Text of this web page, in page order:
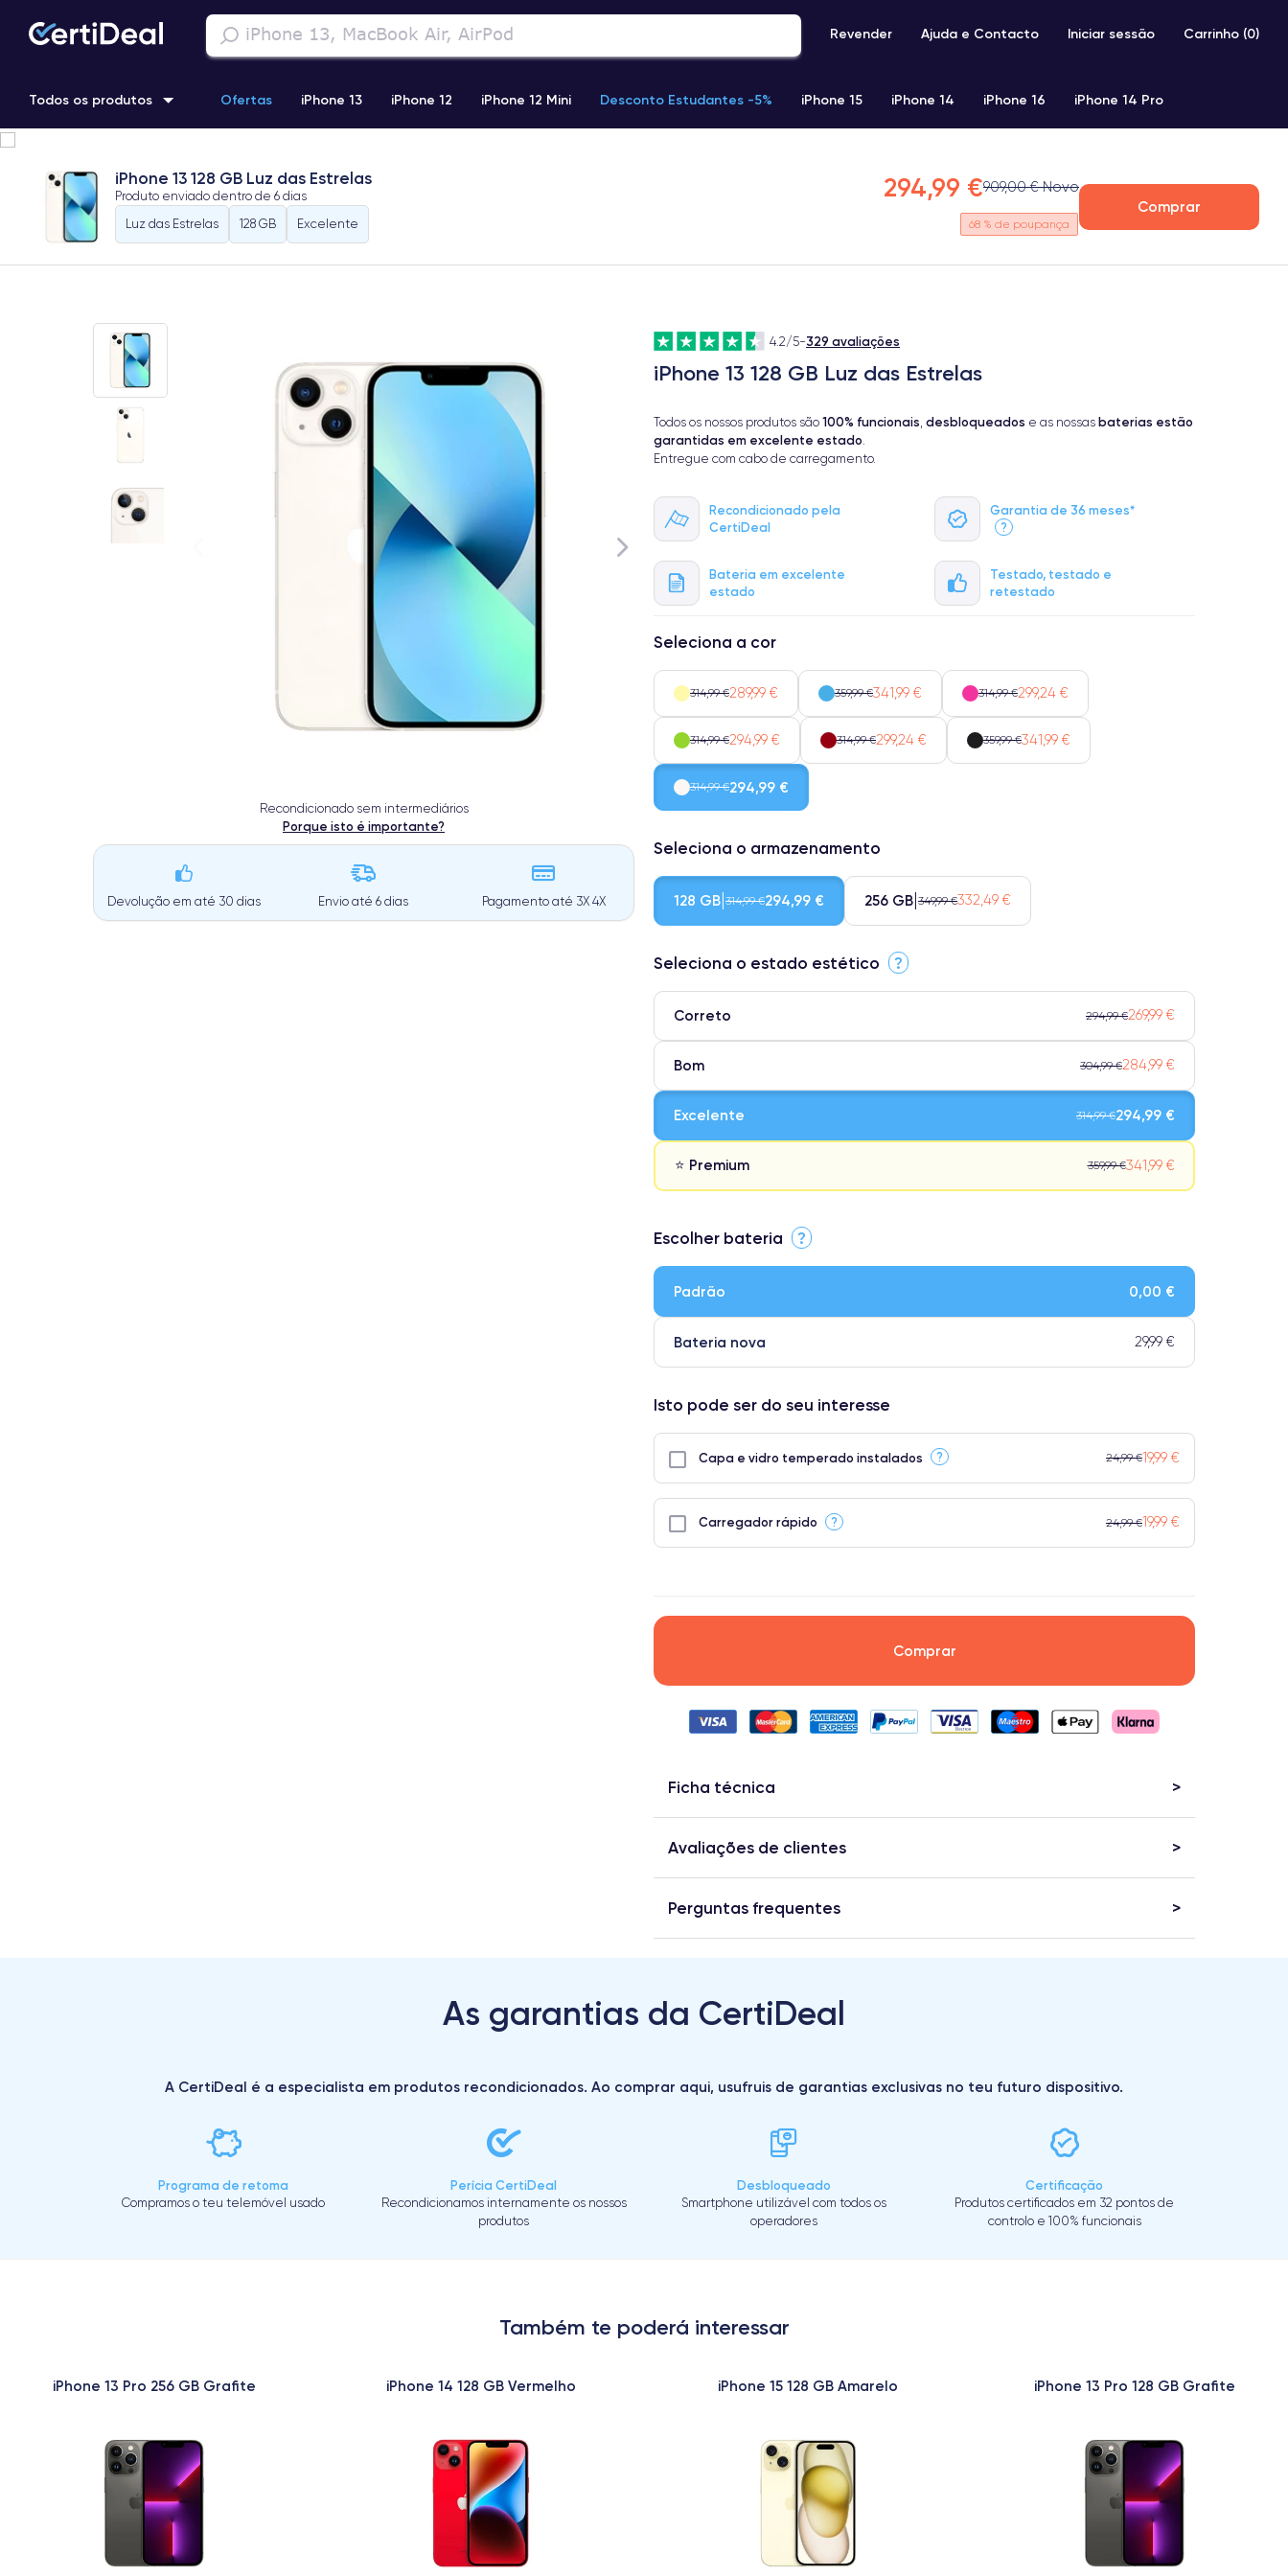
Revender Ajuda e Contacto Iniciar sessão Carrinho (0)
Todos os produtos Ofertas iPhone 13 iPhone 12 iPhone 12 Mini Desconto Estudantes -5% iPhone 15 iPhone 14 iPhone 16 iPhone 14 Pro
iPhone 11 Pro
iPhone 13 128 GB Luz das Estrelas
Produto enviado dentro de 6 dias
Luz das Estrelas
128 GB Excelente
294,99 €909,00 € Novo
68 % de poupança
Comprar
Recondicionado sem intermediários
Porque isto é importante?
Devolução em até 30 dias Envio até6 dias Pagamento até 3X 4X
4.2/5-329 avaliações
iPhone 13 128 GB Luz das Estrelas
Todos os nossos produtos são 100% funcionais desbloqueados e as nossas baterias estão
garantidas em excelente estado
Entregue com cabo de carregamento.
Recondicionado pela
CertiDeal
Garantia de 36 meses*
?
Bateria em excelente
estado
Testado, testado e
retestado
Seleciona a cor
314,99 €289,99 € 359,99 €341,99 € 314,99 €299,24 €
314,99 €294,99 € 314,99 €299,24 € 359,99 €341,99 €
314,99 €294,99 €
Seleciona o armazenamento
128 GB 314,99 €294,99 € 256 GB 349,99 €332,49 €
Seleciona o estado estético ?
Correto 294,99 €269,99 €
Bom 304,99 €284,99 €
Excelente 314,99 €294,99 €
⭐ Premium 359,99 €341,99 €
⭐ Premium
Escolher bateria ?
Padrão 0,00 €
Bateria nova 29,99 €
Isto pode ser do seu interesse
Capa e vidro temperado instalados ? 24,99 €19,99 €
Carregador rápido ? 24,99 €19,99 €
Comprar
Ficha técnica
Avaliações de clientes
Perguntas frequentes
As garantias da CertiDeal
A CertiDeal é a especialista em produtos recondicionados. Ao comprar aqui, usufruis de garantias exclusivas no teu futuro dispositivo.
Programa de retoma
Compramos o teu telemóvel usado
Perícia CertiDeal
Recondicionamos internamente os nossos
produtos
Desbloqueado
Smartphone utilizável com todos os
operadores
Certificação
Produtos certificados em 32 pontos de
controlo e 100% funcionais
Também te poderá interessar
iPhone 13 Pro 256 GB Grafite iPhone 14 128 GB Vermelho iPhone 15 128 GB Amarelo iPhone 13 Pro 128 GB Grafite